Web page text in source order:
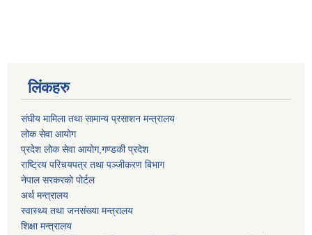
लिंकहरु
संघीय मामिला तथा सामान्य प्रसाशन मन्त्रालय
लोक सेवा आयोग
प्रदेश लोक सेवा आयोग,गण्डकी प्रदेश
राष्ट्रिय परिचयपत्र तथा पञ्जीकरण बिभाग
नेपाल सरकरको पोर्टल
अर्थ मन्त्रालय
स्वास्थ्य तथा जनसंख्या मन्त्रालय
शिक्षा मन्त्रालय